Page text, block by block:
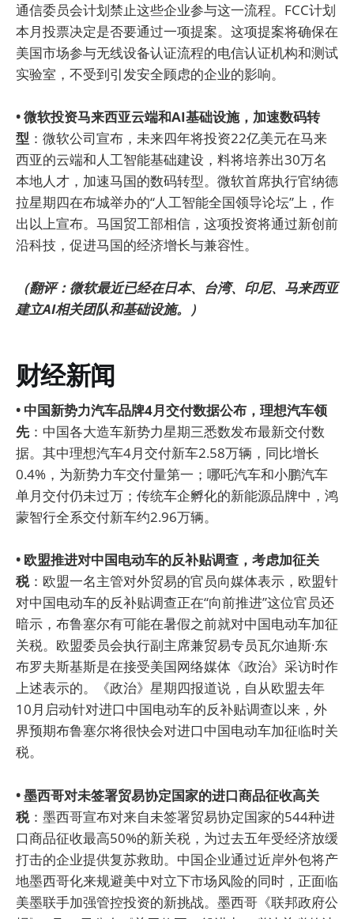
通信委员会计划禁止这些企业参与这一流程。FCC计划
本月投票决定是否要通过一项提案。这项提案将确保在
美国市场参与无线设备认证流程的电信认证机构和测试
实验室，不受到引发安全顾虑的企业的影响。
• 微软投资马来西亚云端和AI基础设施，加速数码转
型 ：微软公司宣布，未来四年将投资22亿美元在马来
西亚的云端和人工智能基础建设，料将培养出30万名
本地人才，加速马国的数码转型。微软首席执行官纳德
拉星期四在布城举办的“人工智能全国领导论坛”上，作
出以上宣布。马国贸工部相信，这项投资将通过新创前
沿科技，促进马国的经济增长与兼容性。
（翻评：微软最近已经在日本、台湾、印尼、马来西亚
建立AI相关团队和基础设施。）
财经新闻
• 中国新势力汽车品牌4月交付数据公布，理想汽车领
先：中国各大造车新势力星期三悉数发布最新交付数
据。其中理想汽车4月交付新车2.58万辆，同比增长
0.4%，为新势力车交付量第一；哪吒汽车和小鹏汽车
单月交付仍未过万；传统车企孵化的新能源品牌中，鸿
蒙智行全系交付新车约2.96万辆。
• 欧盟推进对中国电动车的反补贴调查，考虑加征关
税：欧盟一名主管对外贸易的官员向媒体表示，欧盟针
对中国电动车的反补贴调查正在“向前推进”这位官员还
暗示，布鲁塞尔有可能在暑假之前就对中国电动车加征
关税。欧盟委员会执行副主席兼贸易专员瓦尔迪斯·东
布罗夫斯基斯是在接受美国网络媒体《政治》采访时作
上述表示的。《政治》星期四报道说，自从欧盟去年
10月启动针对进口中国电动车的反补贴调查以来，外
界预期布鲁塞尔将很快会对进口中国电动车加征临时关
税。
• 墨西哥对未签署贸易协定国家的进口商品征收高关
税：墨西哥宣布对来自未签署贸易协定国家的544种进
口商品征收最高50%的新关税，为过去五年受经济放缓
打击的企业提供复苏救助。中国企业通过近岸外包将产
地墨西哥化来规避美中对立下市场风险的同时，正面临
美墨联手加强管控投资的新挑战。墨西哥《联邦政府公